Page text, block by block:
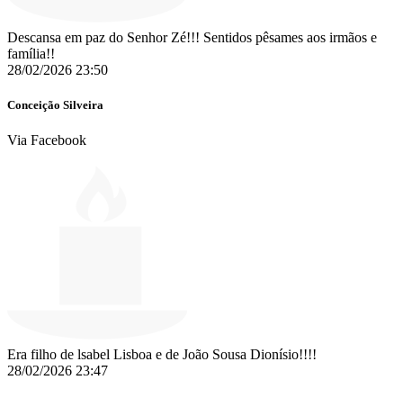
Descansa em paz do Senhor Zé!!! Sentidos pêsames aos irmãos e
família!!
28/02/2026 23:50
Conceição Silveira
Via Facebook
Era filho de lsabel Lisboa e de João Sousa Dionísio!!!!
28/02/2026 23:47